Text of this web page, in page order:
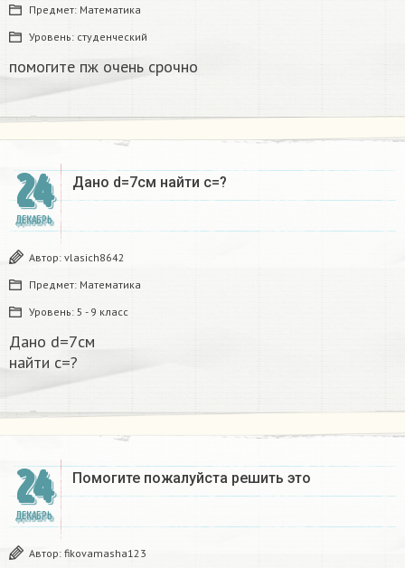
Предмет: Математика
Уровень: студенческий
помогите пж очень срочно​
24
ДЕКАБРЬ
Дано d=7см найти с=?​
Автор: vlasich8642
Предмет: Математика
Уровень: 5 - 9 класс
Дано d=7см
найти с=?​
24
ДЕКАБРЬ
Помогите пожалуйста решить это
Автор: fikovamasha123